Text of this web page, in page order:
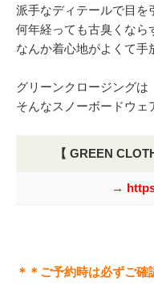
派手なディテールで目を
何年経っても古臭くなら
なんか着心地がよくて手
グリーンクロージングは
そんなスノーボードウェ
【 GREEN
→
＊＊ご予約時は必ずご確